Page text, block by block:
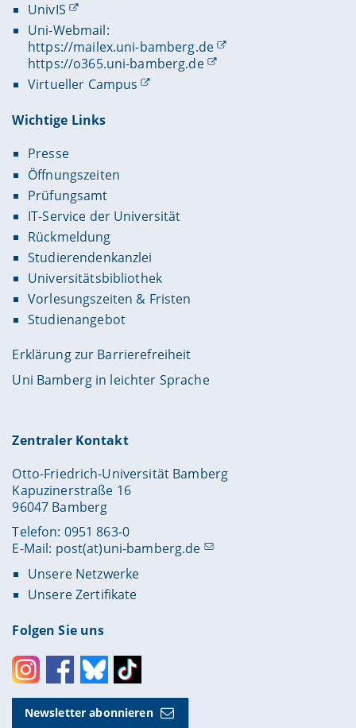
UnivIS
Uni-Webmail:
https://mailex.uni-bamberg.de
https://o365.uni-bamberg.de
Virtueller Campus
Wichtige Links
Presse
Öffnungszeiten
Prüfungsamt
IT-Service der Universität
Rückmeldung
Studierendenkanzlei
Universitätsbibliothek
Vorlesungszeiten & Fristen
Studienangebot
Erklärung zur Barrierefreiheit
Uni Bamberg in leichter Sprache
Zentraler Kontakt
Otto-Friedrich-Universität Bamberg
Kapuzinerstraße 16
96047 Bamberg
Telefon: 0951 863-0
E-Mail: post(at)uni-bamberg.de
Unsere Netzwerke
Unsere Zertifikate
Folgen Sie uns
InstagramFacebookBlueskyToktok
Newsletter abonnieren